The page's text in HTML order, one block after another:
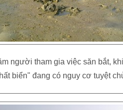
người tham gia việc săn bắt,
biển" đang có nguy cơ tuyệt